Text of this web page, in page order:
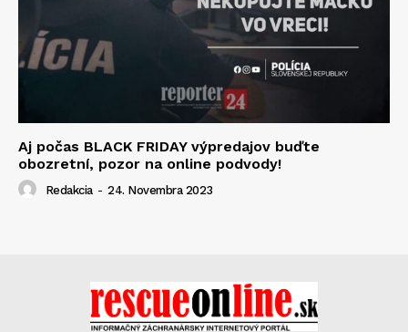
Aj počas BLACK FRIDAY výpredajov buďte
obozretní, pozor na online podvody!
Redakcia - 24. Novembra 2023